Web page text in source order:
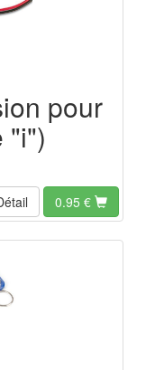
pour
"i")
0.95 €